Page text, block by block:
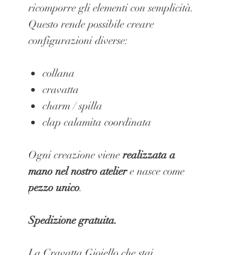
ricomporre gli elementi con semplicità.
Questo rende possibile creare
configurazioni diverse:
collana
cravatta
charm / spilla
clap calamita coordinata
Ogni creazione viene realizzata a
mano nel nostro ateliere nasce come
pezzo unico.
Spedizione gratuita.